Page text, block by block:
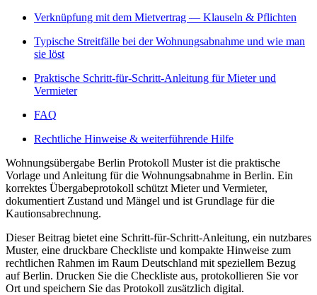
Verknüpfung mit dem Mietvertrag — Klauseln & Pflichten
Typische Streitfälle bei der Wohnungsabnahme und wie man
sie löst
Praktische Schritt-für-Schritt-Anleitung für Mieter und
Vermieter
FAQ
Rechtliche Hinweise & weiterführende Hilfe
Wohnungsübergabe Berlin Protokoll Muster ist die praktische
Vorlage und Anleitung für die Wohnungsabnahme in Berlin. Ein
korrektes Übergabeprotokoll schützt Mieter und Vermieter,
dokumentiert Zustand und Mängel und ist Grundlage für die
Kautionsabrechnung.
Dieser Beitrag bietet eine Schritt-für-Schritt-Anleitung, ein nutzbares
Muster, eine druckbare Checkliste und kompakte Hinweise zum
rechtlichen Rahmen im Raum Deutschland mit speziellem Bezug
auf Berlin. Drucken Sie die Checkliste aus, protokollieren Sie vor
Ort und speichern Sie das Protokoll zusätzlich digital.